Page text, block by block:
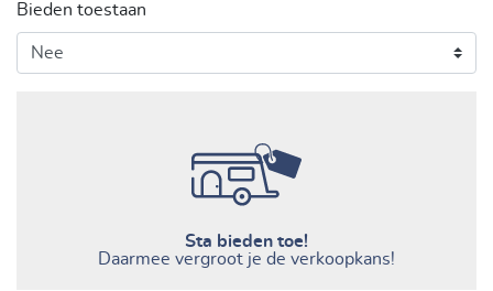
Bieden toestaan
Sta bieden toe!
Daarmee vergroot je de verkoopkans!